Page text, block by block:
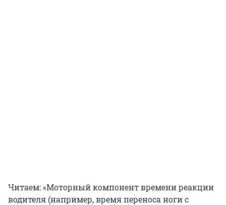
Читаем: «Моторный компонент времени реакции
водителя (например, время переноса ноги с